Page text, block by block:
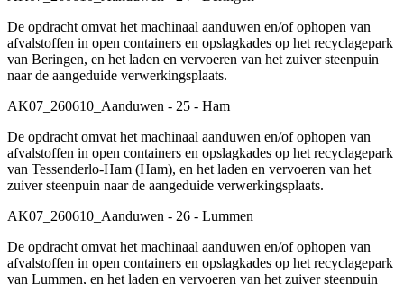
De opdracht omvat het machinaal aanduwen en/of ophopen van
afvalstoffen in open containers en opslagkades op het recyclagepark
van Beringen, en het laden en vervoeren van het zuiver steenpuin
naar de aangeduide verwerkingsplaats.
AK07_260610_Aanduwen - 25 - Ham
De opdracht omvat het machinaal aanduwen en/of ophopen van
afvalstoffen in open containers en opslagkades op het recyclagepark
van Tessenderlo-Ham (Ham), en het laden en vervoeren van het
zuiver steenpuin naar de aangeduide verwerkingsplaats.
AK07_260610_Aanduwen - 26 - Lummen
De opdracht omvat het machinaal aanduwen en/of ophopen van
afvalstoffen in open containers en opslagkades op het recyclagepark
van Lummen, en het laden en vervoeren van het zuiver steenpuin